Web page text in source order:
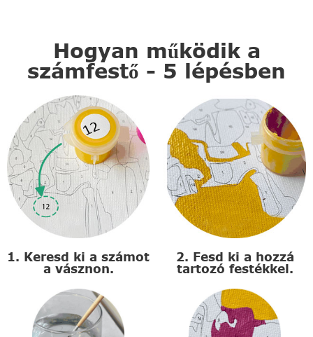
Hogyan működik a
számfestő - 5 lépésben
1. Keresd ki a számot
a vásznon.
2. Fesd ki a hozzá
tartozó festékkel.